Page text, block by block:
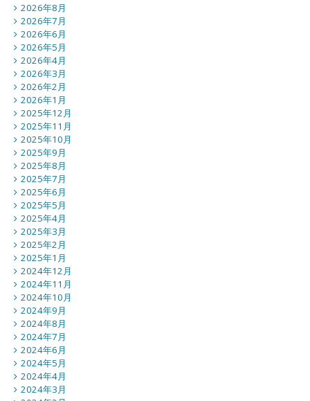
2026年8月
2026年7月
2026年6月
2026年5月
2026年4月
2026年3月
2026年2月
2026年1月
2025年12月
2025年11月
2025年10月
2025年9月
2025年8月
2025年7月
2025年6月
2025年5月
2025年4月
2025年3月
2025年2月
2025年1月
2024年12月
2024年11月
2024年10月
2024年9月
2024年8月
2024年7月
2024年6月
2024年5月
2024年4月
2024年3月